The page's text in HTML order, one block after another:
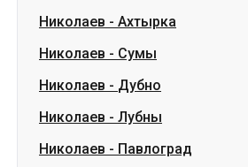
Николаев - Ахтырка
Николаев - Сумы
Николаев - Дубно
Николаев - Лубны
Николаев - Павлоград